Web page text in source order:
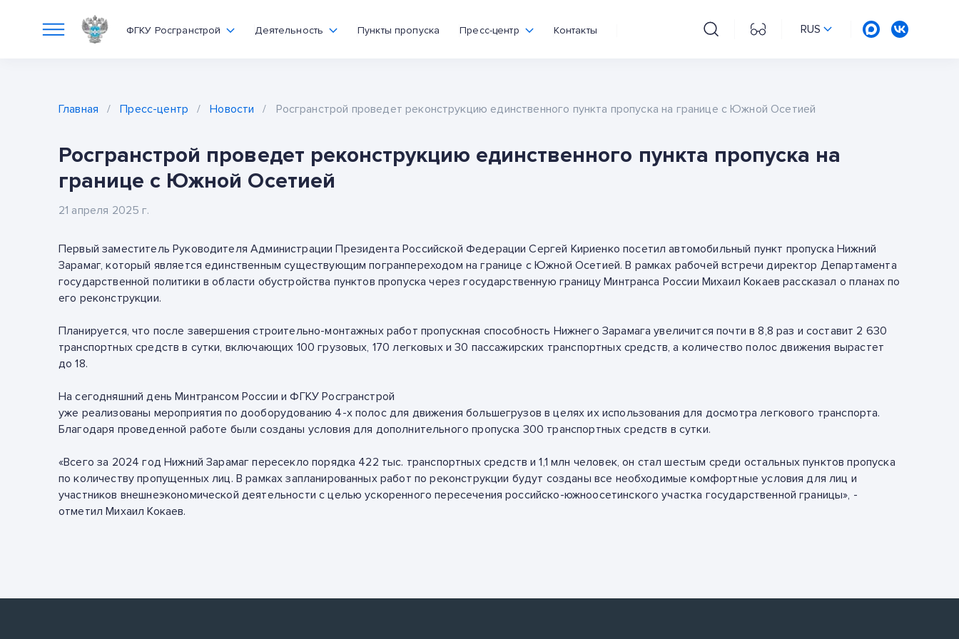
ФГКУ Росгранстрой Деятельность Пункты пропуска Пресс-центр Контакты RUS
Главная / Пресс-центр / Новости / Росгранстрой проведет реконструкцию единственного пункта пропуска на границе с Южной Осетией
Росгранстрой проведет реконструкцию единственного пункта пропуска на
границе с Южной Осетией
21 апреля 2025 г.
Первый заместитель Руководителя Администрации Президента Российской Федерации Сергей Кириенко посетил автомобильный пункт пропуска Нижний
Зарамаг, который является единственным существующим погранпереходом на границе с Южной Осетией. В рамках рабочей встречи директор Департамента
государственной политики в области обустройства пунктов пропуска через государственную границу Минтранса России Михаил Кокаев рассказал о планах по
его реконструкции.
Планируется, что после завершения строительно-монтажных работ пропускная способность Нижнего Зарамага увеличится почти в 8,8 раз и составит 2 630
транспортных средств в сутки, включающих 100 грузовых, 170 легковых и 30 пассажирских транспортных средств, а количество полос движения вырастет
до 18.
На сегодняшний день Минтрансом России и ФГКУ Росгранстрой
уже реализованы мероприятия по дооборудованию 4-х полос для движения большегрузов в целях их использования для досмотра легкового транспорта.
Благодаря проведенной работе были созданы условия для дополнительного пропуска 300 транспортных средств в сутки.
«Всего за 2024 год Нижний Зарамаг пересекло порядка 422 тыс. транспортных средств и 1,1 млн человек, он стал шестым среди остальных пунктов пропуска
по количеству пропущенных лиц. В рамках запланированных работ по реконструкции будут созданы все необходимые комфортные условия для лиц и
участников внешнеэкономической деятельности с целью ускоренного пересечения российско-южноосетинского участка государственной границы», -
отметил Михаил Кокаев.